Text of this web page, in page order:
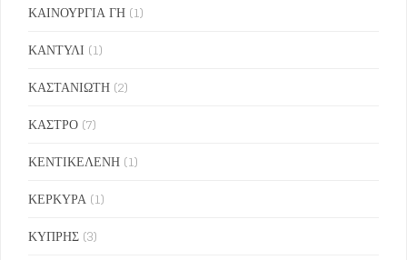
ΚΑΙΝΟΥΡΓΙΑ ΓΗ (1)
ΚΑΝΤΥΛΙ (1)
ΚΑΣΤΑΝΙΩΤΗ (2)
ΚΑΣΤΡΟ (7)
ΚΕΝΤΙΚΕΛΕΝΗ (1)
ΚΕΡΚΥΡΑ (1)
ΚΥΠΡΗΣ (3)